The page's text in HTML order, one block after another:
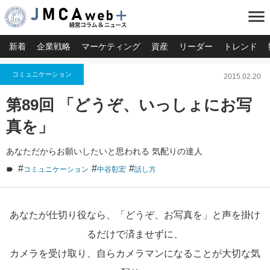
menu
新着 企業戦略 マーケティング 資産 リーダー トレンド
コミュニケーション 2015.02.20
第89回 「どうぞ、いっしょにお写
真を」
あなただからお願いしたいと思われる 気配りの達人
#コミュニケーション #中谷彰宏 #話し方
あなたが仕切り役なら、「どうぞ、お写真を」と声を掛け
るだけで済ませずに、
カメラを受け取り、自らカメラマンになることが大切な気